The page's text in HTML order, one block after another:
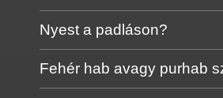
Nyest a padláson?
Fehér hab avagy purhab